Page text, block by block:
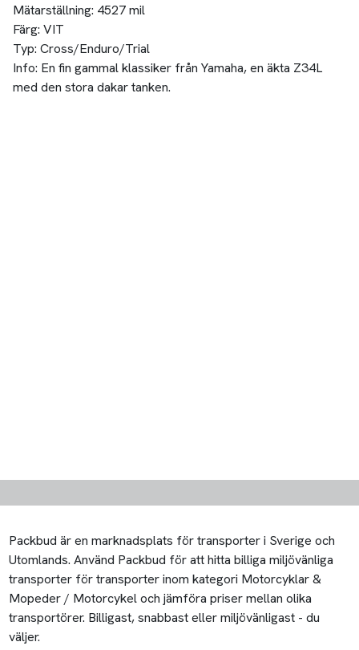
Mätarställning: 4527 mil
Färg: VIT
Typ: Cross/Enduro/Trial
Info: En fin gammal klassiker från Yamaha, en äkta Z34L
med den stora dakar tanken.
Packbud är en marknadsplats för transporter i Sverige och
Utomlands. Använd Packbud för att hitta billiga miljövänliga
transporter för transporter inom kategori Motorcyklar &
Mopeder / Motorcykel och jämföra priser mellan olika
transportörer. Billigast, snabbast eller miljövänligast - du
väljer.